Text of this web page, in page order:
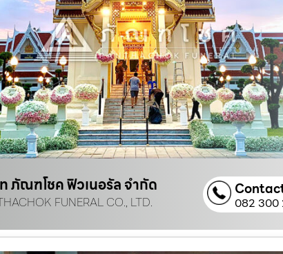
ภัณฑโชค ฟิวเนอรัล จำกัด
FUNERAL CO., LTD. 082 300